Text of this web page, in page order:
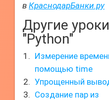
в КраснодарБанки.ру
Другие
"Python"
Измерение
помощью time
Упрощенный
Создание пар из